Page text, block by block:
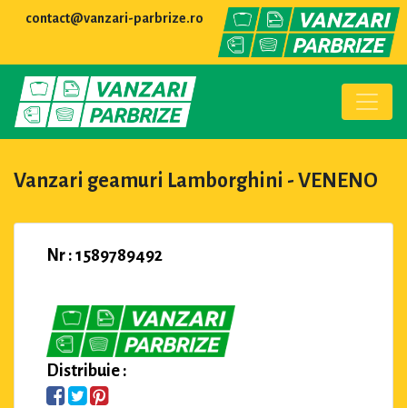
contact@vanzari-parbrize.ro
Vanzari geamuri Lamborghini - VENENO
Nr : 1589789492
Distribuie :